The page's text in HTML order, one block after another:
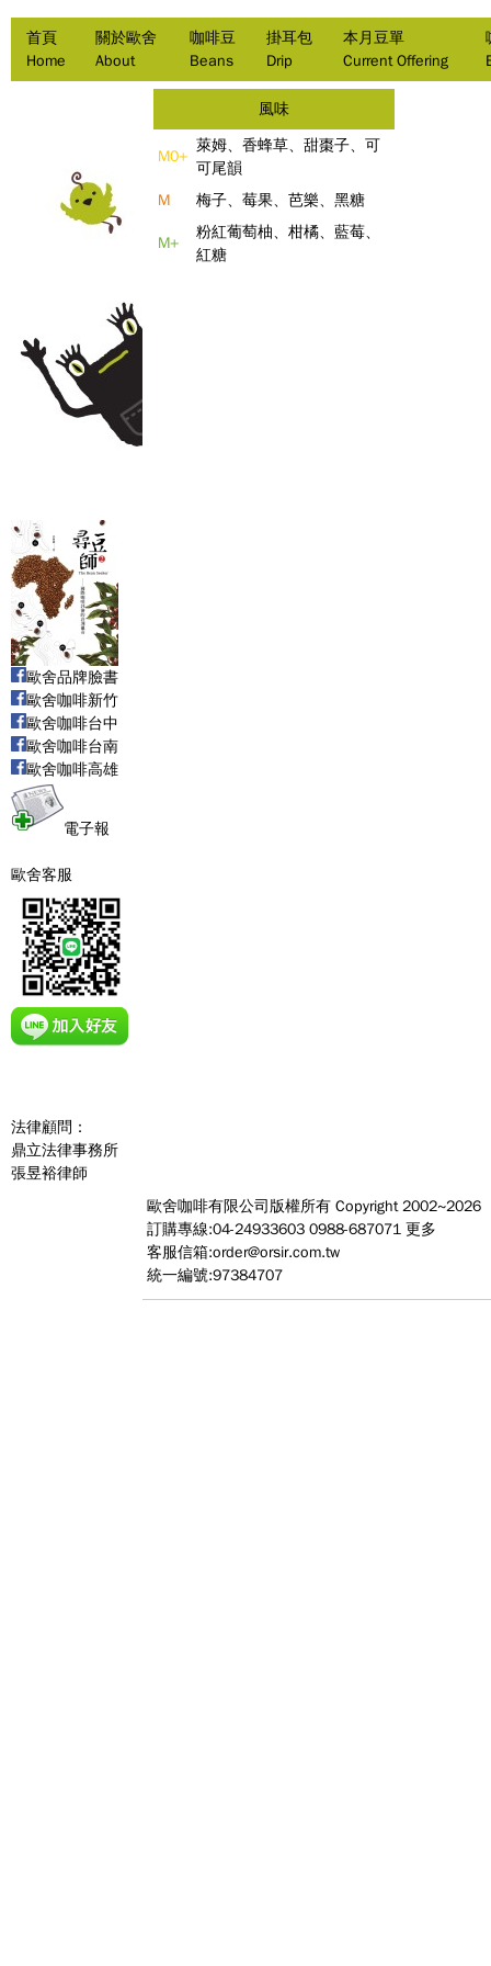
首頁
Home
關於歐舍
About
咖啡豆
Beans
掛耳包
Drip
本月豆單
Current Offering
歐舍品牌臉書
歐舍咖啡新竹
歐舍咖啡台中
歐舍咖啡台南
歐舍咖啡高雄
電子報
歐舍客服
法律顧問：
鼎立法律事務所
張昱裕律師
風味
M0+
萊姆、香蜂草、甜棗子、可
可尾韻
M
梅子、莓果、芭樂、黑糖
M+
粉紅葡萄柚、柑橘、藍莓、
紅糖
歐舍咖啡有限公司 版權所有 Copyright 2002~2026
訂購專線:04-24933603 0988-687071 更多
客服信箱:order@orsir.com.tw
統一編號:97384707